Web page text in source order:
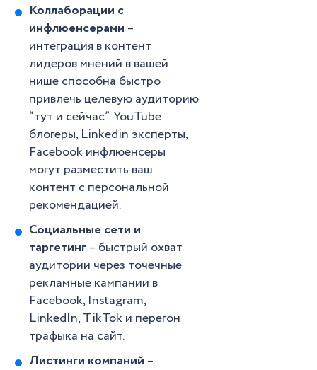
Коллаборации с
инфлюенсерами –
интеграция в контент
лидеров мнений в вашей
нише способна быстро
привлечь целевую аудиторию
“тут и сейчас”. YouTube
блогеры, Linkedin эксперты,
Facebook инфлюенсеры
могут разместить ваш
контент с персональной
рекомендацией.
Социальные сети и
таргетинг– быстрый охват
аудитории через точечные
рекламные кампании в
Facebook, Instagram,
LinkedIn, TikTok и перегон
трафыка на сайт.
Листинги компаний –